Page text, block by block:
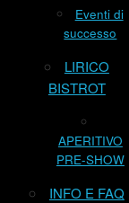
Eventi di
successo
LIRICO
BISTROT
APERITIVO
PRE-SHOW
INFO E FAQ